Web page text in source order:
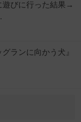
遊びに行った結果→
ランに向かう犬』